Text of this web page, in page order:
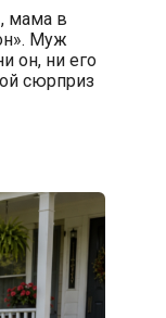
мама в
Муж
он, ни его
сюрприз